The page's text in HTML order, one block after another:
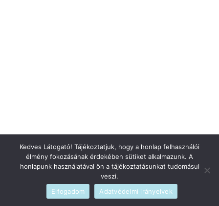
Szerzői jogi © 2026blog | Fejlesztetteadmin | SzolgáltatóWordPress
Kedves Látogató! Tájékoztatjuk, hogy a honlap felhasználói
élmény fokozásának érdekében sütiket alkalmazunk. A
honlapunk használatával ön a tájékoztatásunkat tudomásul
veszi.
Elfogadom
Adatvédelmi irányelvek